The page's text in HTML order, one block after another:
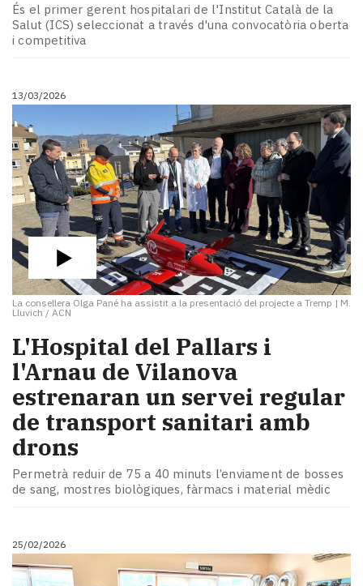
És el primer gerent hospitalari de l'Institut Català de la
Salut (ICS) seleccionat a través d'una convocatòria oberta
i competitiva
13/03/2026
La consellera Olga Pané ha assistit a la presentació del projecte a Tremp | M.
Lluvich / ACN
​L'Hospital del Pallars i
l'Arnau de Vilanova
estrenaran un servei regular
de transport sanitari amb
drons
Permetrà reduir de 75 a 40 minuts l’enviament de bosses
de sang, mostres biològiques, fàrmacs i material mèdic
25/02/2026